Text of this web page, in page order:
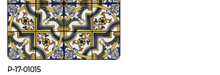
P-17-01015